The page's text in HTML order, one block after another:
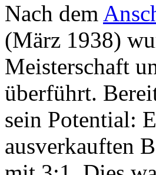
Nach dem
(März 1938)
Meisterschaft
überführt.
sein Potential:
ausverkauften